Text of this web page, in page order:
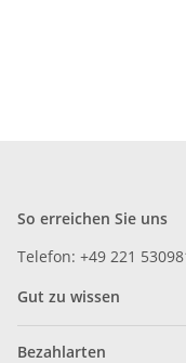
So erreichen Sie uns
Telefon: +49 221
Gut zu wissen
Bezahlarten